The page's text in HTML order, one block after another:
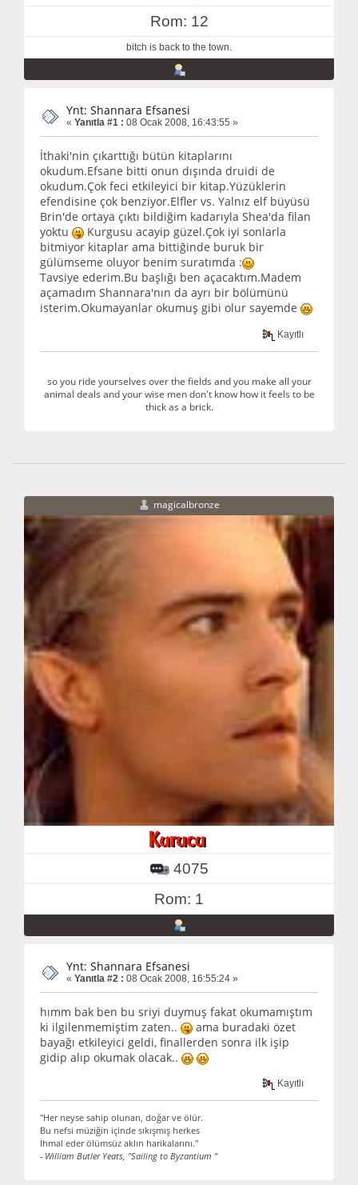
Rom: 12
bitch is back to the town.
Ynt: Shannara Efsanesi
« Yanıtla #1 : 08 Ocak 2008, 16:43:55 »
İthaki'nin çıkarttığı bütün kitaplarını
okudum.Efsane bitti onun dışında druidi de
okudum.Çok feci etkileyici bir kitap.Yüzüklerin
efendisine çok benziyor.Elfler vs. Yalnız elf büyüsü
Brin'de ortaya çıktı bildiğim kadarıyla Shea'da filan
yoktu
Kurgusu acayip güzel.Çok iyi sonlarla
bitmiyor kitaplar ama bittiğinde buruk bir
gülümseme oluyor benim suratımda :
Tavsiye ederim.Bu başlığı ben açacaktım.Madem
açamadım Shannara'nın da ayrı bir bölümünü
isterim.Okumayanlar okumuş gibi olur sayemde
Kayıtlı
so you ride yourselves over the fields and you make all your
animal deals and your wise men don't know how it feels to be
thick as a brick.
magicalbronze
4075
Rom: 1
Ynt: Shannara Efsanesi
« Yanıtla #2 : 08 Ocak 2008, 16:55:24 »
hımm bak ben bu sriyi duymuş fakat okumamıştım
ki ilgilenmemiştim zaten..
ama buradaki özet
bayağı etkileyici geldi, finallerden sonra ilk işip
gidip alıp okumak olacak..
Kayıtlı
"Her neyse sahip olunan, doğar ve ölür.
Bu nefsi müziğin içinde sıkışmış herkes
İhmal eder ölümsüz aklın harikalarını."
- William Butler Yeats, "Sailing to Byzantium "